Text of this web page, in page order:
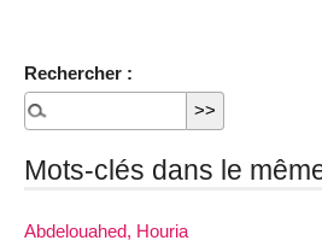
Rechercher :
Mots-clés dans le
Abdelouahed, Houria